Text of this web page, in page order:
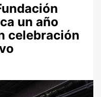
un año
celebración